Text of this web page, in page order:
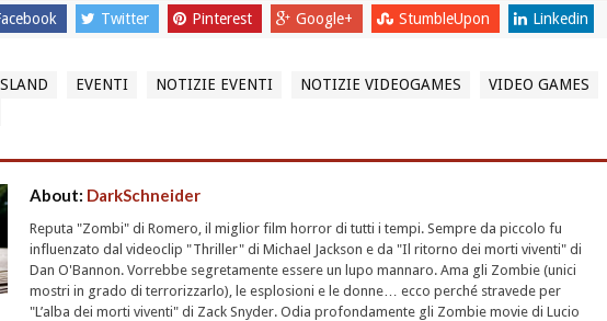
Twitter Pinterest Google+ StumbleUpon Linkedin
EVENTI NOTIZIE EVENTI NOTIZIE VIDEOGAMES
VIDEO GAMES
About: DarkSchneider
Reputa "Zombi" di Romero, il miglior film horror di tutti i tempi. Sempre da piccolo fu
influenzato dal videoclip "Thriller" di Michael Jackson e da "Il ritorno dei morti viventi" di
Dan O'Bannon. Vorrebbe segretamente essere un lupo mannaro. Ama gli Zombie (unici
mostri in grado di terrorizzarlo), le esplosioni e le donne… ecco perché stravede per
"L’alba dei morti viventi" di Zack Snyder. Odia profondamente gli Zombie movie di Lucio